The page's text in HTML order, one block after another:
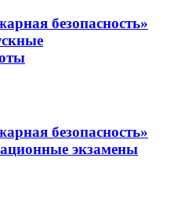
безопасность»
безопасность»
экзамены